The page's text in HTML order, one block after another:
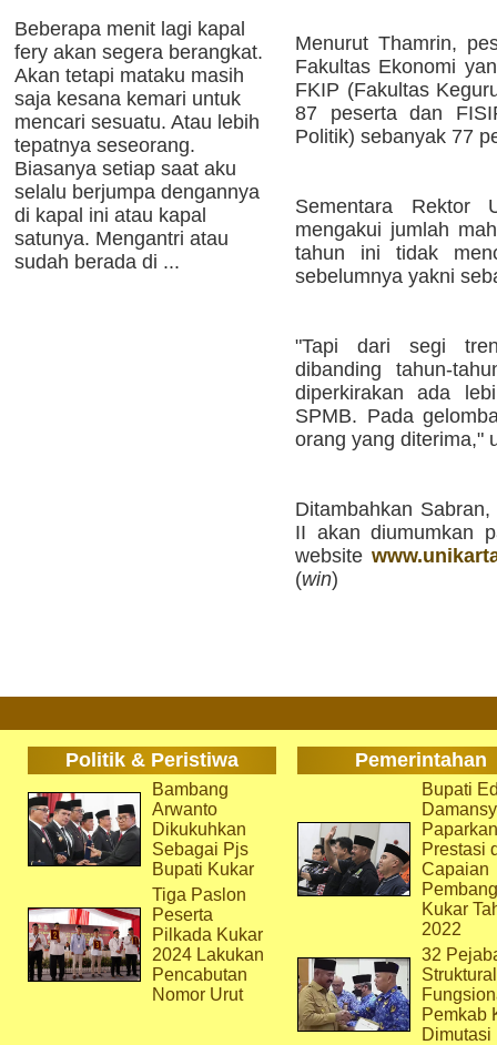
Beberapa menit lagi kapal
fery akan segera berangkat.
Akan tetapi mataku masih
saja kesana kemari untuk
mencari sesuatu. Atau lebih
tepatnya seseorang.
Biasanya setiap saat aku
selalu berjumpa dengannya
di kapal ini atau kapal
satunya. Mengantri atau
sudah berada di ...
Menurut Thamrin,
Fakultas Ekonomi
FKIP (Fakultas
87 peserta dan
Politik) sebanyak 77
Sementara Rektor
mengakui jumlah
tahun ini tidak
sebelumnya yakni
"Tapi dari segi
dibanding tahun-
diperkirakan ada
SPMB. Pada
orang yang diterima,"
Ditambahkan
II akan diumumkan
website
(win)
Politik & Peristiwa Pemerintahan
Bambang
Arwanto
Dikukuhkan
Sebagai Pjs
Bupati Kukar
Tiga Paslon
Peserta
Pilkada Kukar
2024 Lakukan
Pencabutan
Nomor Urut
Bupati
Paparkan
Prestasi
Capaian
Kukar
2022
32
Pemkab
Dimutasi